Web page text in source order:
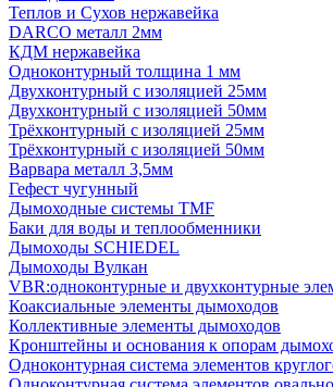
Теплов и Сухов нержавейка
DARCO металл 2мм
КДМ нержавейка
Одноконтурный толщина 1 мм
Двухконтурный с изоляцией 25мм
Двухконтурный с изоляцией 50мм
Трёхконтурный с изоляцией 25мм
Трёхконтурный с изоляцией 50мм
Варвара металл 3,5мм
Гефест чугунный
Дымоходные системы TMF
Баки для воды и теплообменники
Дымоходы SCHIEDEL
Дымоходы Вулкан
VBR:одноконтурные и двухконтурные
Коаксиальные элементы дымоходов
Коллективные элементы дымоходов
Кронштейны и основания к опорам
Одноконтурная система элементов